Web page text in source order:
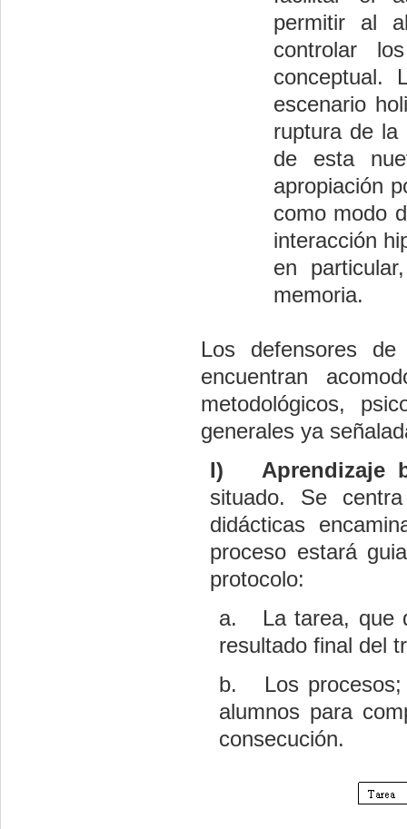
permitir al
controlar
conceptual.
escenario
ruptura de la
de esta
apropiación
como modo
interacción
en
memoria.
Los defensores
encuentran
metodológicos,
generales ya
I)
Aprendizaje
situado. Se
didácticas
proceso estará
protocolo:
a.
La tarea, que
resultado final del
b.
Los
alumnos para
consecución.